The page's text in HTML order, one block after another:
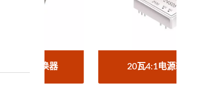
20瓦4:1电源转换器